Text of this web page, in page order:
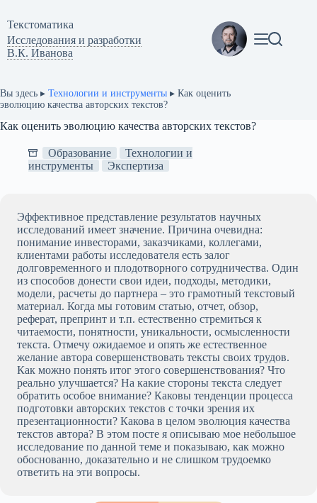
сути
Текстоматикa
Исследования и разработки
В.К. Иванова
Вы здесь ▸ Технологии и инструменты ▸ Как оценить
эволюцию качества авторских текстов?
Как оценить эволюцию качества авторских текстов?
Образование
Технологии и
инструменты
Экспертиза
Эффективное представление результатов научных
исследований имеет значение. Причина очевидна:
понимание инвесторами, заказчиками, коллегами,
клиентами работы исследователя есть залог
долговременного и плодотворного сотрудничества. Один
из способов донести свои идеи, подходы, методики,
модели, расчеты до партнера – это грамотный текстовый
материал. Когда мы готовим статью, отчет, обзор,
реферат, препринт и т.п. естественно стремиться к
читаемости, понятности, уникальности, осмысленности
текста. Отмечу ожидаемое и опять же естественное
желание автора совершенствовать тексты своих трудов.
Как можно понять итог этого совершенствования? Что
реально улучшается? На какие стороны текста следует
обратить особое внимание? Каковы тенденции процесса
подготовки авторских текстов с точки зрения их
презентационности? Какова в целом эволюция качества
текстов автора? В этом посте я описываю мое небольшое
исследование по данной теме и показываю, как можно
обоснованно, доказательно и не слишком трудоемко
ответить на эти вопросы.